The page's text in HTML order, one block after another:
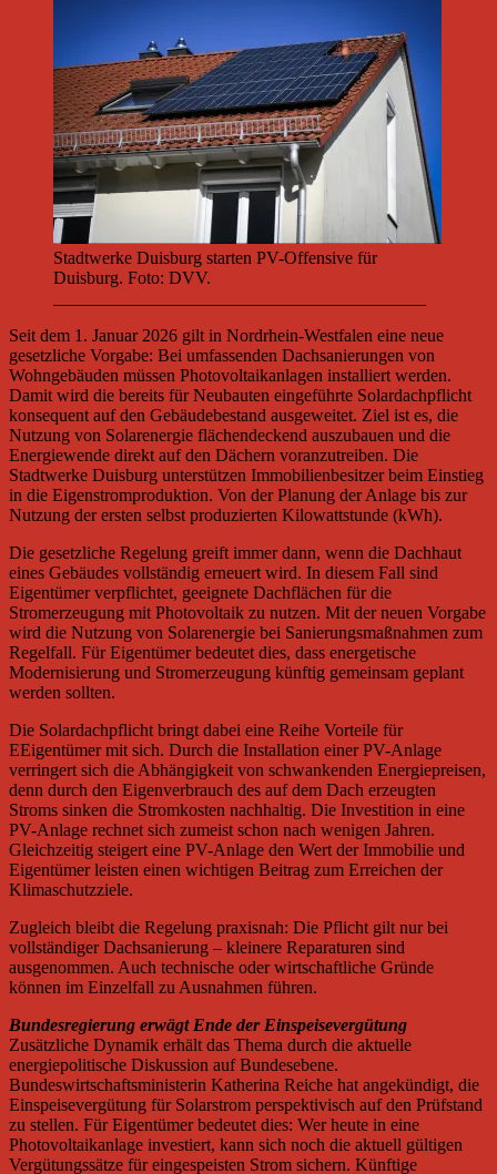
Stadtwerke Duisburg starten PV-Offensive für
Duisburg. Foto: DVV.
Seit dem 1. Januar 2026 gilt in Nordrhein-Westfalen eine neue
gesetzliche Vorgabe: Bei umfassenden Dachsanierungen von
Wohngebäuden müssen Photovoltaikanlagen installiert werden.
Damit wird die bereits für Neubauten eingeführte Solardachpflicht
konsequent auf den Gebäudebestand ausgeweitet. Ziel ist es, die
Nutzung von Solarenergie flächendeckend auszubauen und die
Energiewende direkt auf den Dächern voranzutreiben. Die
Stadtwerke Duisburg unterstützen Immobilienbesitzer beim Einstieg
in die Eigenstromproduktion. Von der Planung der Anlage bis zur
Nutzung der ersten selbst produzierten Kilowattstunde (kWh).
Die gesetzliche Regelung greift immer dann, wenn die Dachhaut
eines Gebäudes vollständig erneuert wird. In diesem Fall sind
Eigentümer verpflichtet, geeignete Dachflächen für die
Stromerzeugung mit Photovoltaik zu nutzen. Mit der neuen Vorgabe
wird die Nutzung von Solarenergie bei Sanierungsmaßnahmen zum
Regelfall. Für Eigentümer bedeutet dies, dass energetische
Modernisierung und Stromerzeugung künftig gemeinsam geplant
werden sollten.
Die Solardachpflicht bringt dabei eine Reihe Vorteile für
EEigentümer mit sich. Durch die Installation einer PV-Anlage
verringert sich die Abhängigkeit von schwankenden Energiepreisen,
denn durch den Eigenverbrauch des auf dem Dach erzeugten
Stroms sinken die Stromkosten nachhaltig. Die Investition in eine
PV-Anlage rechnet sich zumeist schon nach wenigen Jahren.
Gleichzeitig steigert eine PV-Anlage den Wert der Immobilie und
Eigentümer leisten einen wichtigen Beitrag zum Erreichen der
Klimaschutzziele.
Zugleich bleibt die Regelung praxisnah: Die Pflicht gilt nur bei
vollständiger Dachsanierung – kleinere Reparaturen sind
ausgenommen. Auch technische oder wirtschaftliche Gründe
können im Einzelfall zu Ausnahmen führen.
Bundesregierung erwägt Ende der Einspeisevergütung
Zusätzliche Dynamik erhält das Thema durch die aktuelle
energiepolitische Diskussion auf Bundesebene.
Bundeswirtschaftsministerin Katherina Reiche hat angekündigt, die
Einspeisevergütung für Solarstrom perspektivisch auf den Prüfstand
zu stellen. Für Eigentümer bedeutet dies: Wer heute in eine
Photovoltaikanlage investiert, kann sich noch die aktuell gültigen
Vergütungssätze für eingespeisten Strom sichern. Künftige